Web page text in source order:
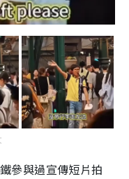
參與過宣傳短片拍